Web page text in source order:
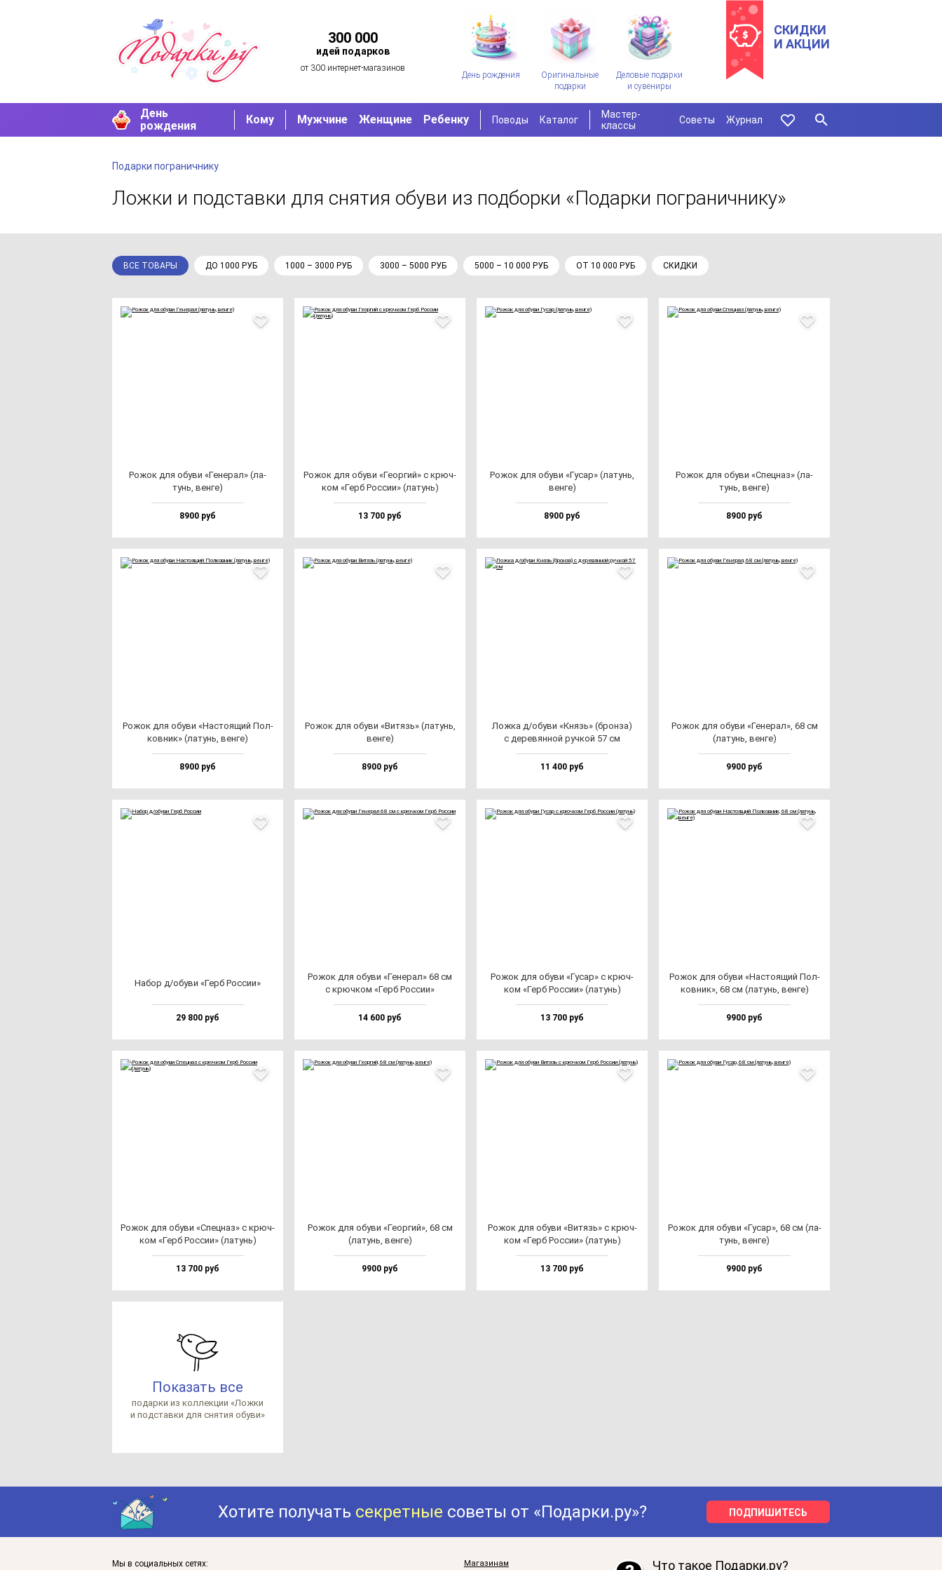
300 000
идей подарков
от 300 интернет-магазинов
День рождения
Оригинальные
подарки
Деловые подарки
и сувениры
СКИДКИ
И АКЦИИ
День
рождения
Кому Мужчине Женщине Ребенку Поводы Каталог
Мастер-
классы
Советы Журнал
Подарки пограничнику
Ложки и подставки для снятия обуви из подборки «Подарки пограничнику»
ВСЕ ТОВАРЫ ДО 1000 РУБ 1000 – 3000 РУБ 3000 – 5000 РУБ 5000 – 10 000 РУБ ОТ 10 000 РУБ СКИДКИ
Рожок для обу­ви «Гене­рал» (ла­
тунь, вен­ге)
8900 руб
Рожок для обу­ви «Геор­гий» с крюч­
ком «Герб Рос­сии» (ла­тунь)
13 700 руб
Рожок для обу­ви «Гусар» (ла­тунь,
вен­ге)
8900 руб
Рожок для обу­ви «Спец­наз» (ла­
тунь, вен­ге)
8900 руб
Рожок для обу­ви «Нас­то­ящий Пол­
ков­ник» (ла­тунь, вен­ге)
8900 руб
Рожок для обу­ви «Витязь» (ла­тунь,
вен­ге)
8900 руб
Лож­ка д/обу­ви «Князь» (брон­за)
с де­ре­вян­ной руч­кой 57 см
11 400 руб
Рожок для обу­ви «Гене­рал», 68 см
(ла­тунь, вен­ге)
9900 руб
Набор д/обу­ви «Герб Рос­сии»
29 800 руб
Рожок для обу­ви «Гене­рал» 68 см
с крюч­ком «Герб Рос­сии»
14 600 руб
Рожок для обу­ви «Гусар» с крюч­
ком «Герб Рос­сии» (ла­тунь)
13 700 руб
Рожок для обу­ви «Нас­то­ящий Пол­
ков­ник», 68 см (ла­тунь, вен­ге)
9900 руб
Рожок для обу­ви «Спец­наз» с крюч­
ком «Герб Рос­сии» (ла­тунь)
13 700 руб
Рожок для обу­ви «Геор­гий», 68 см
(ла­тунь, вен­ге)
9900 руб
Рожок для обу­ви «Витязь» с крюч­
ком «Герб Рос­сии» (ла­тунь)
13 700 руб
Рожок для обу­ви «Гусар», 68 см (ла­
тунь, вен­ге)
9900 руб
Показать все
по­дар­ки из кол­лек­ции «Лож­ки
и под­став­ки для сня­тия обу­ви»
Хотите получать секретные советы от «Подарки.ру»? ПОДПИШИТЕСЬ
Мы в социальных сетях: Магазинам Что такое Подарки.ру?